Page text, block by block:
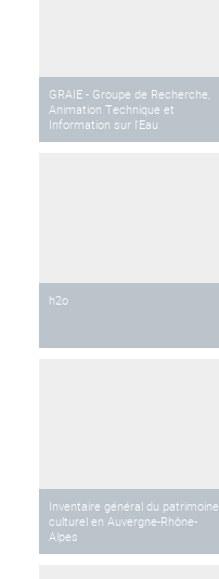
GRAIE - Groupe de Recherche,
Animation Technique et
Information sur l'Eau
h2o
Inventaire général du patrimoine
culturel en Auvergne-Rhône-
Alpes